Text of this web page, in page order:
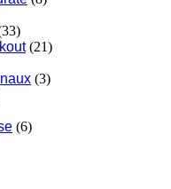
(21)
(3)
(6)